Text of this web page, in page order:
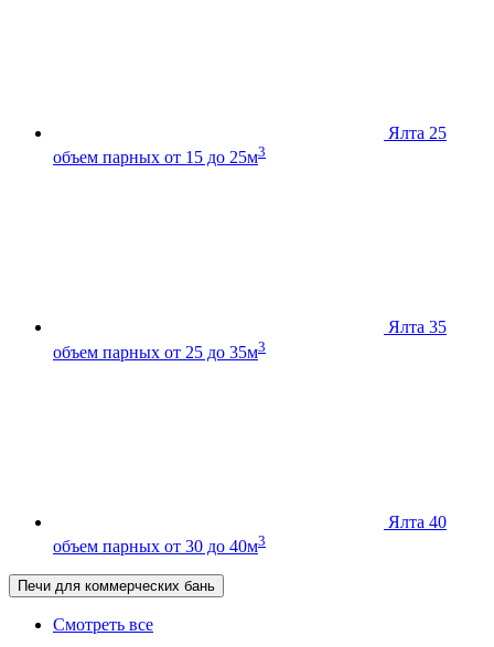
Ялта 25
объем парных от 15 до 25м3
Ялта 35
объем парных от 25 до 35м3
Ялта 40
объем парных от 30 до 40м3
Печи для коммерческих бань
Смотреть все